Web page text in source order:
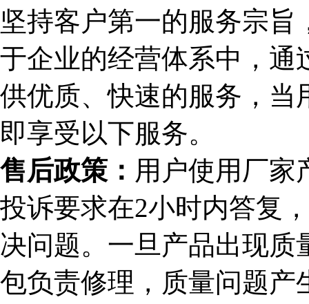
坚持客户第一的服务宗旨
于企业的经营体系中，通
供优质、快速的服务，当
即享受以下服务。
售后政策： 用户使用厂家
投诉要求在2小时内答复
决问题。一旦产品出现
包负责修理，质量问题产